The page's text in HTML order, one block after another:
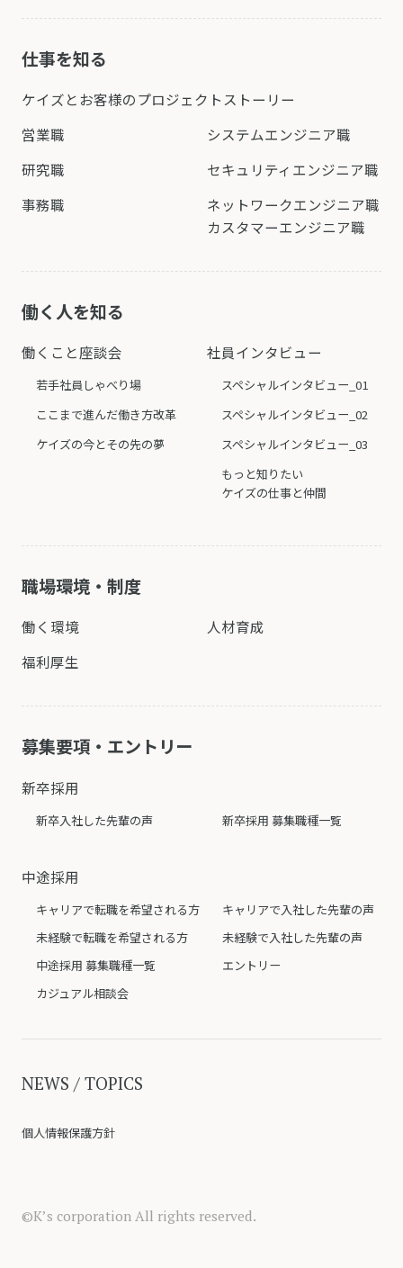
仕事を知る
ケイズとお客様のプロジェクトストーリー
営業職
システムエンジニア職
研究職
セキュリティエンジニア職
事務職
ネットワークエンジニア職
カスタマーエンジニア職
働く人を知る
働くこと座談会
若手社員しゃべり場
ここまで進んだ働き方改革
ケイズの今とその先の夢
社員インタビュー
スペシャルインタビュー_01
スペシャルインタビュー_02
スペシャルインタビュー_03
もっと知りたい
ケイズの仕事と仲間
職場環境・制度
働く環境
人材育成
福利厚生
募集要項・エントリー
新卒採用
新卒入社した先輩の声 新卒採用 募集職種一覧
中途採用
キャリアで転職を希望される方
キャリアで入社した先輩の声
未経験で転職を希望される方
未経験で入社した先輩の声
中途採用 募集職種一覧
エントリー
カジュアル相談会
NEWS / TOPICS
個人情報保護方針
©K’s corporation All rights reserved.